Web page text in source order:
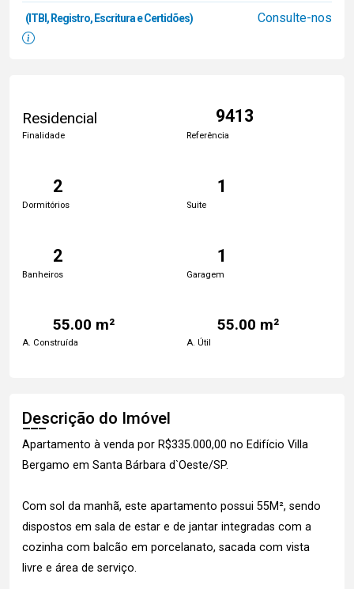
(ITBI, Registro, Escritura e Certidões) Consulte-nos
Residencial
Finalidade
9413
Referência
2
Dormitórios
1
Suite
2
Banheiros
1
Garagem
55.00 m²
A. Construída
55.00 m²
A. Útil
Descrição do Imóvel
Apartamento à venda por R$335.000,00 no Edifício Villa
Bergamo em Santa Bárbara d`Oeste/SP.
Com sol da manhã, este apartamento possui 55M², sendo
dispostos em sala de estar e de jantar integradas com a
cozinha com balcão em porcelanato, sacada com vista
livre e área de serviço.